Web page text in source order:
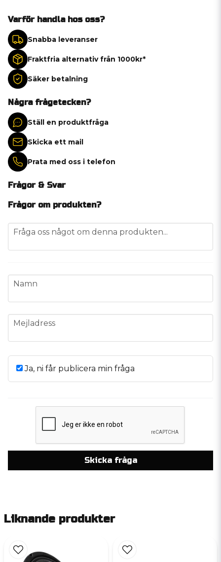
Varför handla hos oss?
Snabba leveranser
Fraktfria alternativ från 1000kr*
Säker betalning
Några frågetecken?
Ställ en produktfråga
Skicka ett mail
Prata med oss i telefon
Frågor & Svar
Frågor om produkten?
question
Fråga oss något om denna produkten...
name
Namn
email
Mejladress
Ja, ni får publicera min fråga
Skicka fråga
Liknande produkter